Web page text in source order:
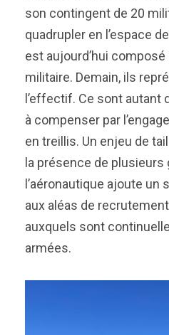
son contingent de 20
quadrupler en l’espace
est aujourd’hui composé
militaire. Demain, ils
l’effectif. Ce sont autant
à compenser par
en treillis. Un enjeu de
la présence de plusieurs
l’aéronautique ajoute un
aux aléas de
auxquels sont
armées.